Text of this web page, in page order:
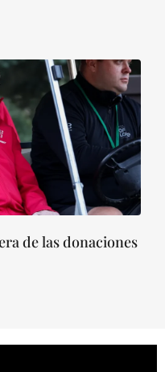
de las donaciones